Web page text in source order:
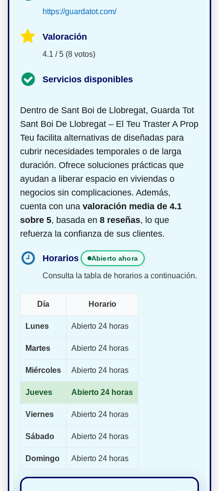
https://guardatot.com/
Valoración
4.1 / 5 (8 votos)
Servicios disponibles
Dentro de Sant Boi de Llobregat, Guarda Tot
Sant Boi De Llobregat – El Teu Traster A Prop
Teu facilita alternativas de diseñadas para
cubrir necesidades temporales o de larga
duración. Ofrece soluciones prácticas que
ayudan a liberar espacio en viviendas o
negocios sin complicaciones. Además,
cuenta con una valoración media de 4.1
sobre 5, basada en 8 reseñas, lo que
refuerza la confianza de sus clientes.
Horarios Abierto ahora
Consulta la tabla de horarios a continuación.
Día Horario
Lunes Abierto 24 horas
Martes Abierto 24 horas
Miércoles Abierto 24 horas
Jueves Abierto 24 horas
Viernes Abierto 24 horas
Sábado Abierto 24 horas
Domingo Abierto 24 horas